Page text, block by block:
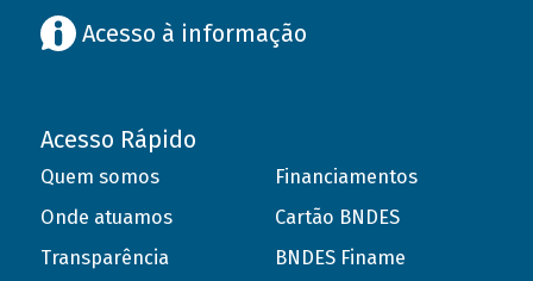
Acesso à informação
Acesso Rápido
Quem somos
Onde atuamos
Transparência
Financiamentos
Cartão BNDES
BNDES Finame